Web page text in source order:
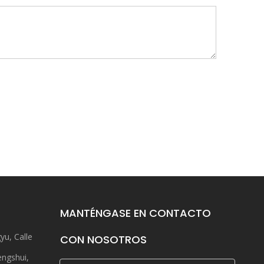
Calle
MANTÉNGASE EN CONTACTO
CON NOSOTROS